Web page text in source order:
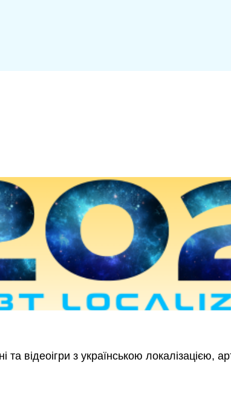
відеоігри з українською локалізацією,